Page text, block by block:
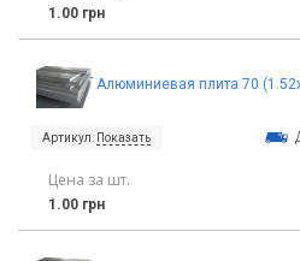
1.00 грн
Алюминиевая плита 70
Артикул: Показать
Цена за шт.
1.00 грн